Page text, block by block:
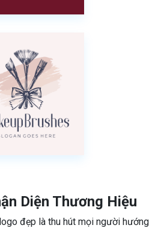
Diện Thương Hiệu
đẹp là thu hút mọi người hướng